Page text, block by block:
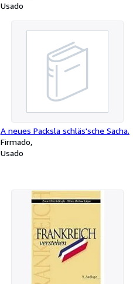
Usado
A neues Packsla schläs'sche Sacha.
Firmado
Usado